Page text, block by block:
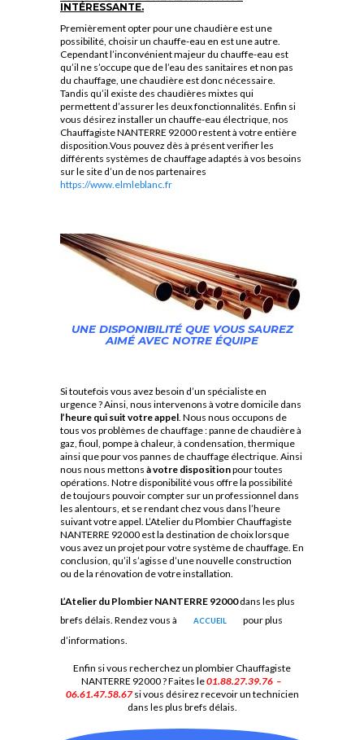
INTÉRESSANTE.
Premièrement opter pour une chaudière est une
possibilité, choisir un chauffe-eau en est une autre.
Cependant l’inconvénient majeur du chauffe-eau est
qu’il ne s’occupe que de l’eau des sanitaires et non pas
du chauffage, une chaudière est donc nécessaire.
Tandis qu’il existe des chaudières mixtes qui
permettent d’assurer les deux fonctionnalités. Enfin si
vous désirez installer un chauffe-eau électrique, nos
Chauffagiste NANTERRE 92000 restent à votre entière
disposition.Vous pouvez dès à présent verifier les
différents systèmes de chauffage adaptés à vos besoins
sur le site d’un de nos partenaires
https://www.elmleblanc.fr
UNE DISPONIBILITÉ QUE VOUS SAUREZ
AIMÉ AVEC NOTRE ÉQUIPE
Si toutefois vous avez besoin d’un spécialiste en
urgence ? Ainsi, nous intervenons à votre domicile dans
l’heure qui suit votre appel . Nous nous occupons de
tous vos problèmes de chauffage : panne de chaudière à
gaz, fioul, pompe à chaleur, à condensation, thermique
ainsi que pour vos pannes de chauffage électrique. Ainsi
nous nous mettons à votre dispositionpour toutes
opérations. Notre disponibilité vous offre la possibilité
de toujours pouvoir compter sur un professionnel dans
les alentours, et se rendant chez vous dans l’heure
suivant votre appel. L’Atelier du Plombier Chauffagiste
NANTERRE 92000 est la destination de choix lorsque
vous avez un projet pour votre système de chauffage. En
conclusion, qu’il s’agisse d’une nouvelle construction
ou de la rénovation de votre installation.
L’Atelier du Plombier NANTERRE 92000dans les plus
brefs délais. Rendez vous à
ACCUEIL
pour plus
d’informations.
Enfin si vous recherchez un plombier Chauffagiste
NANTERRE 92000 ? Faites le01.88.27.39.76 –
06.61.47.58.67si vous désirez recevoir un technicien
dans les plus brefs délais.